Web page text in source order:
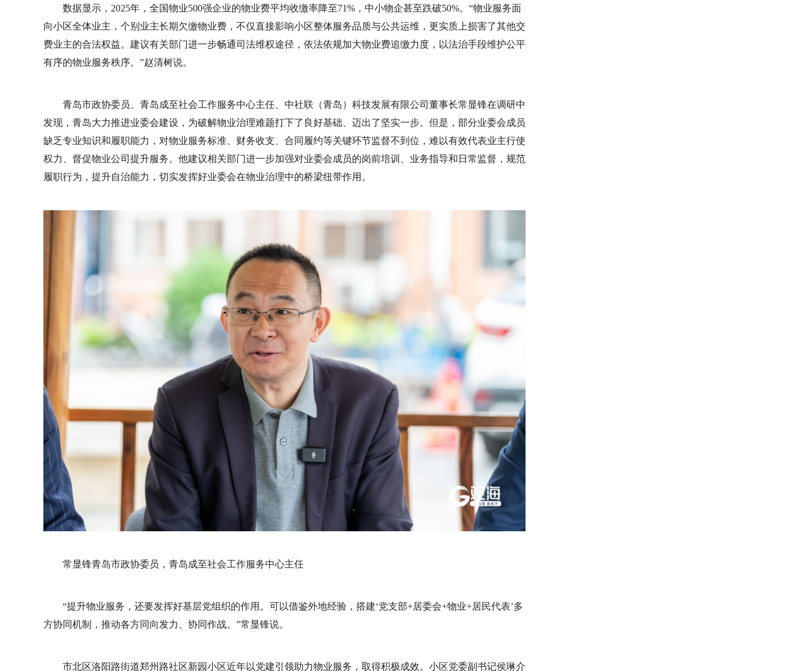
数据显示，2025年，全国物业500强企业的物业费平均收缴率降至71%，中小物企甚至跌破50%。“物业服务面
向小区全体业主，个别业主长期欠缴物业费，不仅直接影响小区整体服务品质与公共运维，更实质上损害了其他交
费业主的合法权益。建议有关部门进一步畅通司法维权途径，依法依规加大物业费追缴力度，以法治手段维护公平
有序的物业服务秩序。”赵清树说。
青岛市政协委员、青岛成至社会工作服务中心主任、中社联（青岛）科技发展有限公司董事长常显锋在调研中
发现，青岛大力推进业委会建设，为破解物业治理难题打下了良好基础、迈出了坚实一步。但是，部分业委会成员
缺乏专业知识和履职能力，对物业服务标准、财务收支、合同履约等关键环节监督不到位，难以有效代表业主行使
权力、督促物业公司提升服务。他建议相关部门进一步加强对业委会成员的岗前培训、业务指导和日常监督，规范
履职行为，提升自治能力，切实发挥好业委会在物业治理中的桥梁纽带作用。
常显锋青岛市政协委员，青岛成至社会工作服务中心主任
“提升物业服务，还要发挥好基层党组织的作用。可以借鉴外地经验，搭建‘党支部+居委会+物业+居民代表’多
方协同机制，推动各方同向发力、协同作战。”常显锋说。
市北区洛阳路街道郑州路社区新园小区近年以党建引领助力物业服务，取得积极成效。小区党委副书记侯琳介